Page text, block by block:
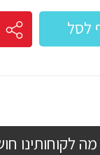
לסל
מה לקוחותינו